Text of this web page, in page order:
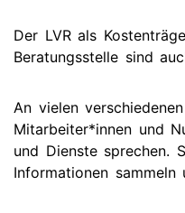
Der LVR als
Beratungsstelle sind
An vielen
Mitarbeiter*innen und
und Dienste sprechen.
Informationen